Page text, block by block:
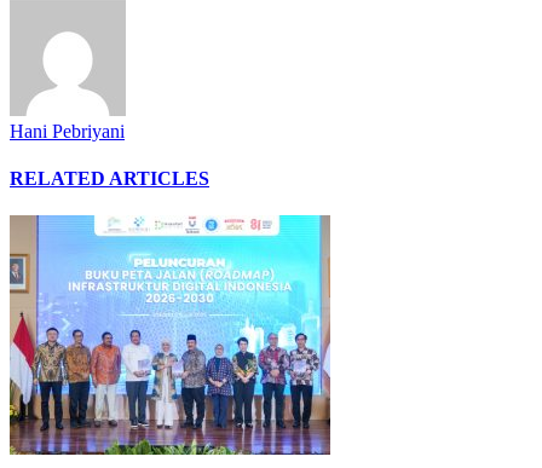
Hani Pebriyani
RELATED ARTICLES